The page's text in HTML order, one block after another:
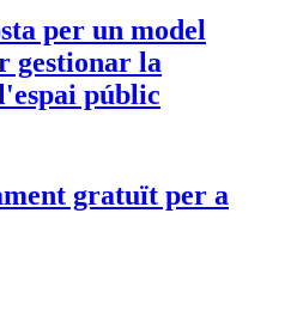
per un model
gestionar la
públic
gratuït per a